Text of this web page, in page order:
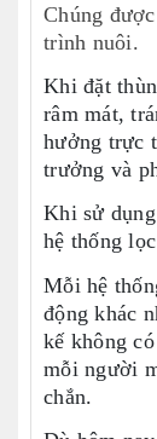
Chúng
trình nuôi.
Khi đặt
râm mát,
hưởng trực
trưởng và
Khi sử
hệ thống
Mỗi hệ
động khác
kế không
mỗi người
chắn.